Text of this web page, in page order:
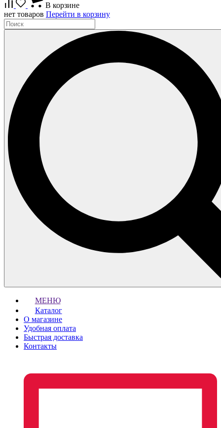
В корзине
нет товаров Перейти в корзину
МЕНЮ
Каталог
О магазине
Удобная оплата
Быстрая доставка
Контакты